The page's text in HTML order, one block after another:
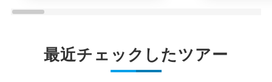
最近チェックしたツアー